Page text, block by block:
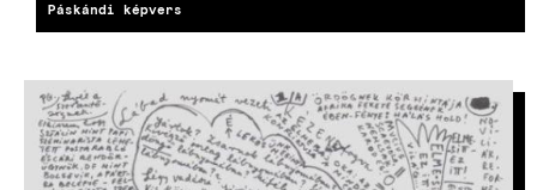
Páskándi képvers